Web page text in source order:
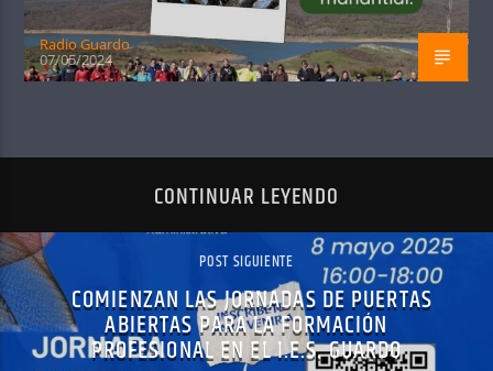
Radio Guardo
07/05/2024
CONTINUAR LEYENDO
POST SIGUIENTE
COMIENZAN LAS JORNADAS DE PUERTAS
ABIERTAS PARA LA FORMACIÓN
PROFESIONAL EN EL I.E.S. GUARDO